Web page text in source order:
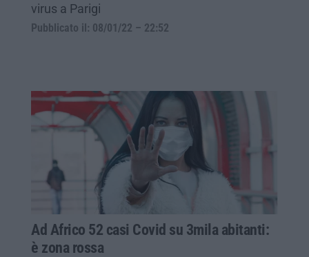
virus a Parigi
Pubblicato il: 08/01/22 – 22:52
Ad Africo 52 casi Covid su 3mila abitanti:
è zona rossa